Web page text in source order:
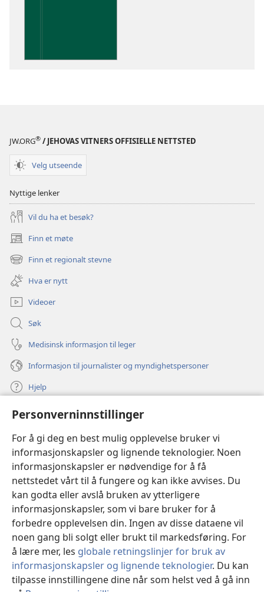
Personverninnstillinger
For å gi deg en best mulig opplevelse bruker vi
informasjonskapsler og lignende teknologier. Noen
informasjonskapsler er nødvendige for å få
nettstedet vårt til å fungere og kan ikke avvises. Du
kan godta eller avslå bruken av ytterligere
informasjonskapsler, som vi bare bruker for å
forbedre opplevelsen din. Ingen av disse dataene vil
noen gang bli solgt eller brukt til markedsføring. For
å lære mer, les globale retningslinjer for bruk av
informasjonskapsler og lignende teknologier. Du kan
tilpasse innstillingene dine når som helst ved å gå inn
JW.ORG® / JEHOVAS VITNERS OFFISIELLE NETTSTED
Velg utseende
Nyttige lenker
Vil du ha et besøk?
Finn et møte
(åpner
nytt
vindu)
Finn et regionalt stevne
(åpner
nytt
vindu)
Hva er nytt
Videoer
Søk
Medisinsk informasjon til leger
Informasjon til journalister og myndighetspersoner
Hjelp
Bidrag
(åpner
nytt
vindu)Watchtower ONLINE LIBRARY™
(åpner
nytt
vindu) JW Hub ®
(åpner
nytt
vindu)JW Library ®
Watchtower Library
Copyright © 2026 Watch Tower Bible and Tract Society of Pennsylvania.